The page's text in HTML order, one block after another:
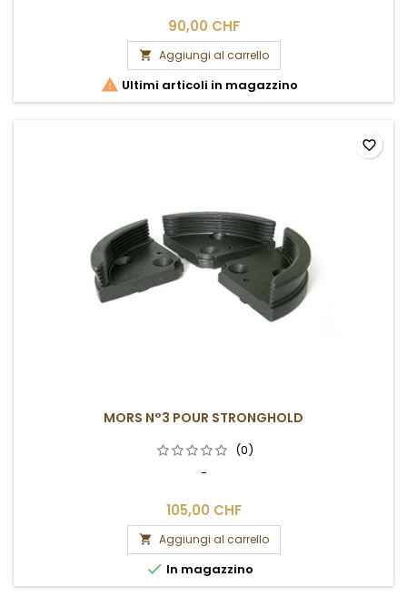
90,00 CHF
 Aggiungi al carrello
 Ultimi articoli in magazzino
MORS N°3 POUR STRONGHOLD
(0)
-
105,00 CHF
 Aggiungi al carrello
 In magazzino
favorite_border